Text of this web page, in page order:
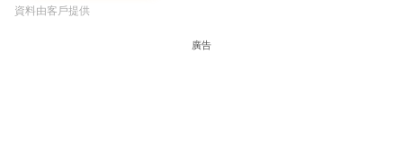
資料由客戶提供
廣告